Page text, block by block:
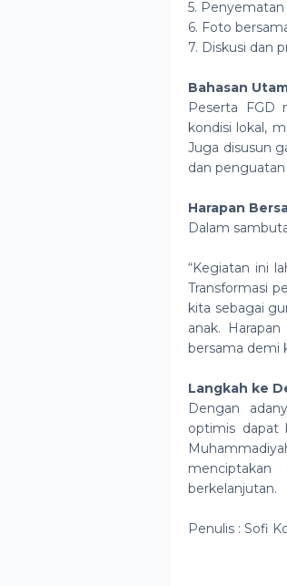
5.
6. Foto
7. Diskusi dan
Bahasan
Peserta FGD
kondisi lokal,
Juga disusun
dan
Harapan
Dalam
“Kegiatan ini
Transformasi
kita sebagai
anak.
bersama demi
Langkah ke
Dengan
optimis dapat
berkelanjutan.
Penulis : Sofi